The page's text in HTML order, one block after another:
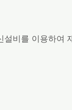
비를 이용하여